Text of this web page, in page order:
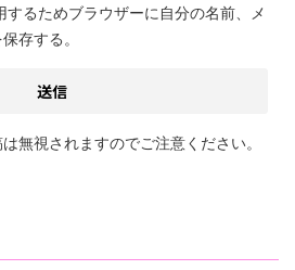
するためブラウザーに自分の名前、メ
存する。
無視されますのでご注意ください。